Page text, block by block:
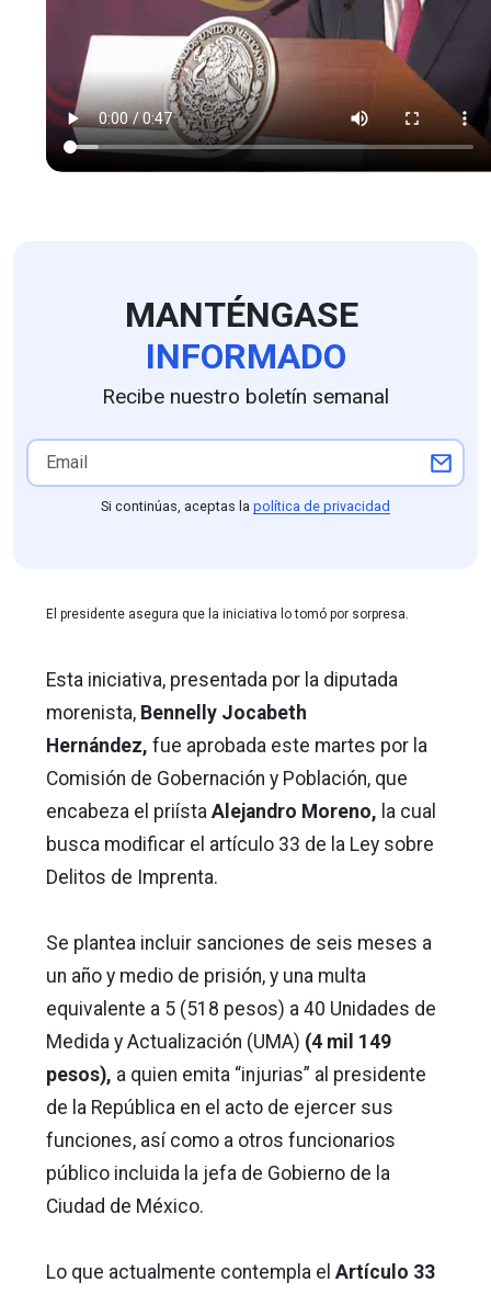
MANTÉNGASE
INFORMADO
Recibe nuestro boletín semanal
Si continúas, aceptas la política de privacidad
El presidente asegura que la iniciativa lo tomó por sorpresa.
Esta iniciativa, presentada por la diputada
morenista, Bennelly Jocabeth
Hernández, fue aprobada este martes por la
Comisión de Gobernación y Población, que
encabeza el priísta Alejandro Moreno, la cual
busca modificar el artículo 33 de la Ley sobre
Delitos de Imprenta.
Se plantea incluir sanciones de seis meses a
un año y medio de prisión, y una multa
equivalente a 5 (518 pesos) a 40 Unidades de
Medida y Actualización (UMA) (4 mil 149
pesos), a quien emita “injurias” al presidente
de la República en el acto de ejercer sus
funciones, así como a otros funcionarios
público incluida la jefa de Gobierno de la
Ciudad de México.
Lo que actualmente contempla el Artículo 33